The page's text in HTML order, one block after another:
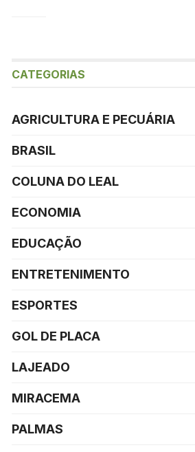
CATEGORIAS
AGRICULTURA E PECUÁRIA
BRASIL
COLUNA DO LEAL
ECONOMIA
EDUCAÇÃO
ENTRETENIMENTO
ESPORTES
GOL DE PLACA
LAJEADO
MIRACEMA
PALMAS